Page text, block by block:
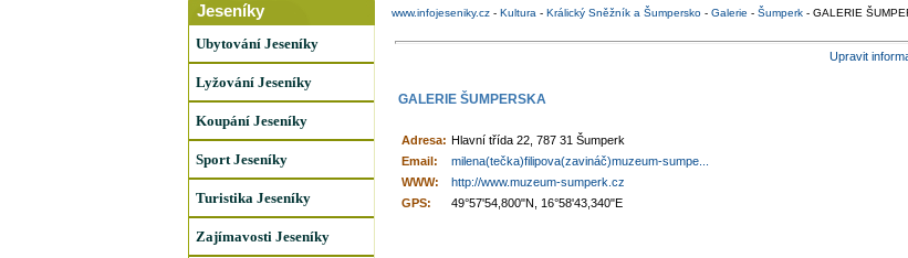
Jeseníky
Ubytování Jeseníky
Lyžování Jeseníky
Koupání Jeseníky
Sport Jeseníky
Turistika Jeseníky
Zajímavosti Jeseníky
www.infojeseniky.cz- Kultura - Králický Sněžník a Šumpersko- Galerie - Šumperk- GALERIE
Upravit
GALERIE ŠUMPERSKA
Adresa: Hlavní třída 22, 787 31 Šumperk
Email:
milena(tečka)filipova(zavináč)muzeum-sumpe...
WWW:
http://www.muzeum-sumperk.cz
GPS:
49°57'54,800"N, 16°58'43,340"E